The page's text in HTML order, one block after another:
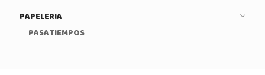
PAPELERIA
PASATIEMPOS